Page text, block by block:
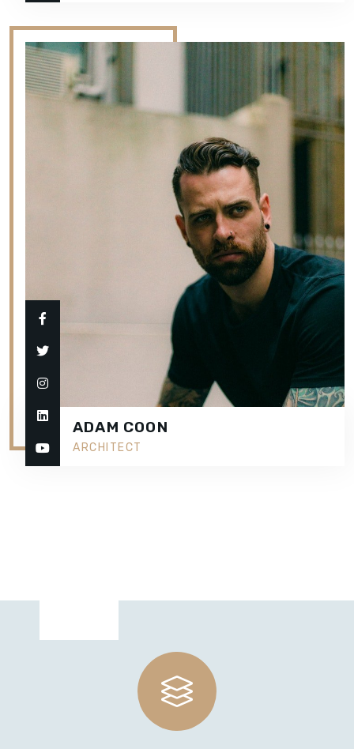
ADAM COON
ARCHITECT